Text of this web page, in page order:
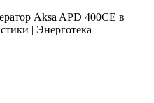
Aksa APD 400CE в
| Энерготека